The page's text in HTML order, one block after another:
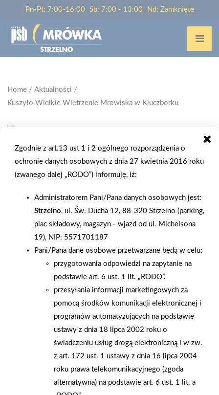
Pn-Pt: 7:00-16:00 Sb: 7:00 - 13:00 Nd: Zamknięte
Home / Aktualności /
Ruszyło Wielkie Wietrzenie Mrowiska w Kluczborku
2025-08-19
RUSZYŁO WIELKIE WIETRZENIE
Ruszyło Wielkie Wietrzenie Mrowiska – wyprzedaż ponad 800
produktów aż do -70%! Przecenione zostały m.in. grille,
baseny, rowery, kosiarki, meble ogrodowe i wiele więcej.
Wyprzedaż trwa od 11 do 31.08.2025 lub do wyczerpania
AKTUALNOŚCI
Zgodnie z art.13 ust 1 i 2 ogólnego rozporządzenia o
ochronie danych osobowych z dnia 27 kwietnia 2016 roku
(zwanego dalej „RODO”) informuję, iż:
Administratorem Pani/Pana danych osobowych jest:
Strzelno, ul. Św. Ducha 12, 88-320 Strzelno (parking,
plac składowy, magazyn - wjazd od ul. Michelsona
19), NIP: 5571701187
Pani/Pana dane osobowe przetwarzane będą w celu:
przygotowania odpowiedzi na zapytanie na
podstawie art. 6 ust. 1 lit. „RODO”.
przesyłania informacji marketingowych za
pomocą środków komunikacji elektronicznej i
programów automatyzujących na podstawie
ustawy z dnia 18 lipca 2002 roku o
świadczeniu usług drogą elektroniczną i w zw.
z art. 172 ust. 1 ustawy z dnia 16 lipca 2004
roku prawa telekomunikacyjnego (zgoda
alternatywna) na podstawie art. 6 ust. 1 lit. a